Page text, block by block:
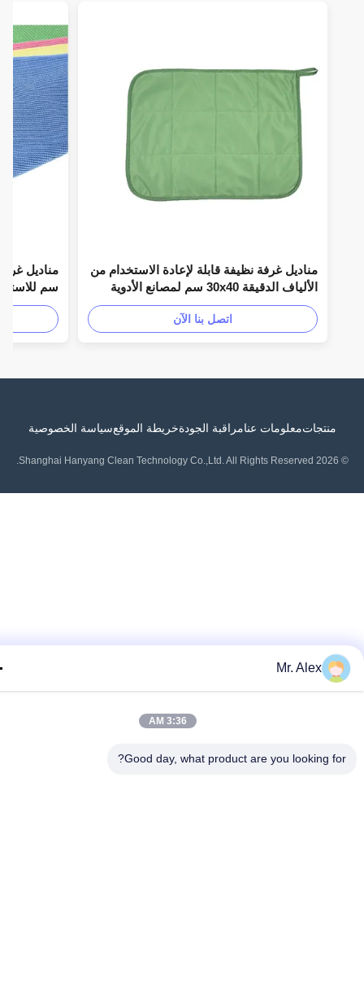
مناديل غرفة نظيفة قابلة لإعادة الاستخدام من
الألياف الدقيقة 30x40 سم لمصانع الأدوية
اتصل بنا الآن
سم للاستخدام
منتجاتمعلومات عنامراقبة الجودةخريطة الموقعسياسة الخصوصية
Mr. Alex
3:36 AM
Good day, what product are you looking